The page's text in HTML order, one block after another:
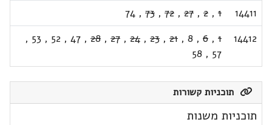
14411
1
,
2
,
27
,
72
,
73
,
74
14412
1
,
6
,
8
,
21
,
23
,
24
,
27
,
28
,
47
,
52
,
53
,
57
,
58
תוכניות קשורות
תוכניות משנות